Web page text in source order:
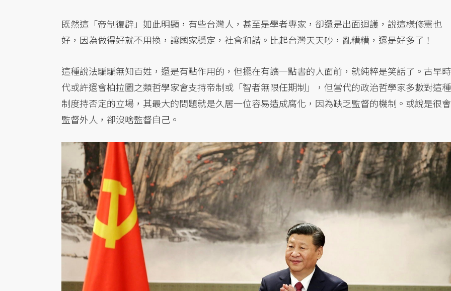
既然這「帝制復辟」如此明顯，有些台灣人，甚至是學者專家，卻還是出面迴護，說這樣修憲也
好，因為做得好就不用換，讓國家穩定，社會和諧。比起台灣天天吵，亂糟糟，還是好多了！
這種說法騙騙無知百姓，還是有點作用的，但擺在有讀一點書的人面前，就純粹是笑話了。古早時
代或許還會柏拉圖之類哲學家會支持帝制或「智者無限任期制」，但當代的政治哲學家多數對這種
制度持否定的立場，其最大的問題就是久居一位容易造成腐化，因為缺乏監督的機制。或說是很會
監督外人，卻沒啥監督自己。